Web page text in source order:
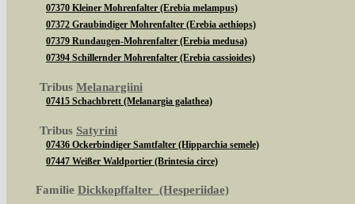
07370 Kleiner Mohrenfalter (Erebia melampus)
07372 Graubindiger Mohrenfalter (Erebia aethiops)
07379 Rundaugen-Mohrenfalter (Erebia medusa)
07394 Schillernder Mohrenfalter (Erebia cassioides)
Tribus Melanargiini
07415 Schachbrett (Melanargia galathea)
Tribus Satyrini
07436 Ockerbindiger Samtfalter (Hipparchia semele)
07447 Weißer Waldportier (Brintesia circe)
Familie Dickkopffalter (Hesperiidae)